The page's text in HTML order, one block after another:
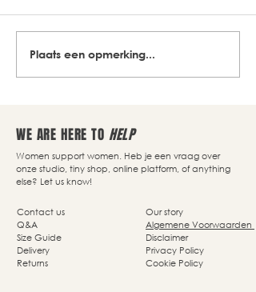
Plaats een opmerking...
WE ARE HERE TO HELP
Women support women. Heb je een vraag over
onze studio, tiny shop, online platform, of anything
else? Let us know!
Our story
Algemene Voorwaarden
Disclaimer
Privacy Policy
Cookie Policy
Contact us
Q&A
Size Guide
Delivery
Returns